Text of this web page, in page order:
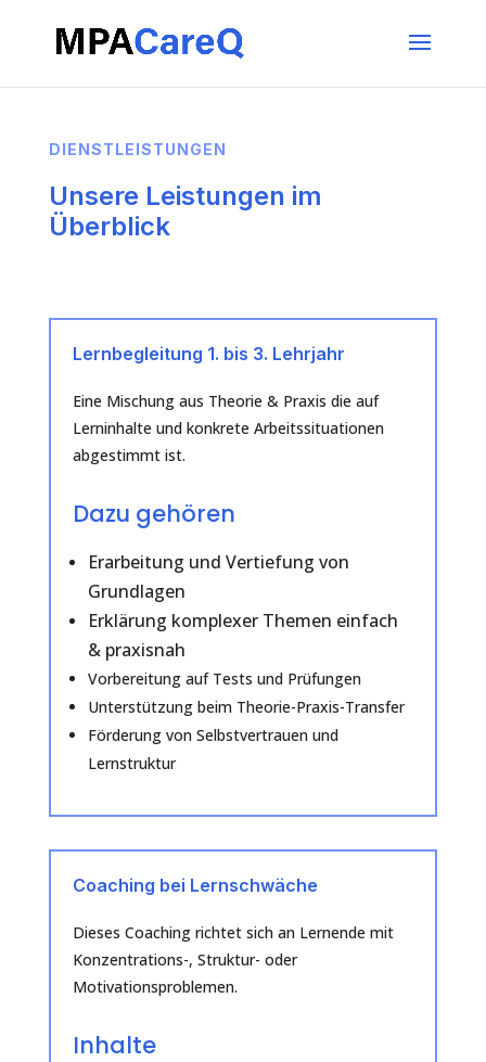
DIENSTLEISTUNGEN
Unsere Leistungen im
Überblick
Lernbegleitung 1. bis 3. Lehrjahr
Eine Mischung aus Theorie & Praxis die auf
Lerninhalte und konkrete Arbeitssituationen
abgestimmt ist.
Dazu gehören
Erarbeitung und Vertiefung von
Grundlagen
Erklärung komplexer Themen einfach
& praxisnah
Vorbereitung auf Tests und Prüfungen
Unterstützung beim Theorie-Praxis-Transfer
Förderung von Selbstvertrauen und
Lernstruktur
Coaching bei Lernschwäche
Dieses Coaching richtet sich an Lernende mit
Konzentrations-, Struktur- oder
Motivationsproblemen.
Inhalte